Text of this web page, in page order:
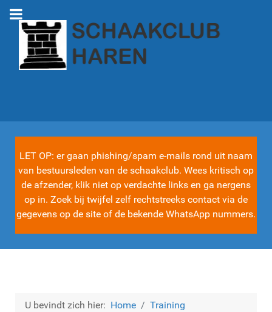
LET OP: er gaan phishing/spam e-mails rond uit naam
van bestuursleden van de schaakclub. Wees kritisch op
de afzender, klik niet op verdachte links en ga nergens
op in. Zoek bij twijfel zelf rechtstreeks contact via de
gegevens op de site of de bekende WhatsApp nummers.
U bevindt zich hier: Home
Training